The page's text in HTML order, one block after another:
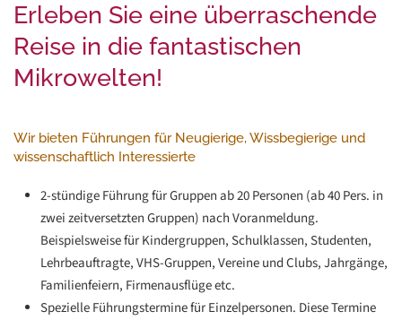
Erleben Sie eine überraschende
Reise in die fantastischen
Mikrowelten!
Wir bieten Führungen für Neugierige, Wissbegierige und
wissenschaftlich Interessierte
2-stündige Führung für Gruppen ab 20 Personen (ab 40 Pers. in
zwei zeitversetzten Gruppen) nach Voranmeldung.
Beispielsweise für Kindergruppen, Schulklassen, Studenten,
Lehrbeauftragte, VHS-Gruppen, Vereine und Clubs, Jahrgänge,
Familienfeiern, Firmenausflüge etc.
Spezielle Führungstermine für Einzelpersonen. Diese Termine